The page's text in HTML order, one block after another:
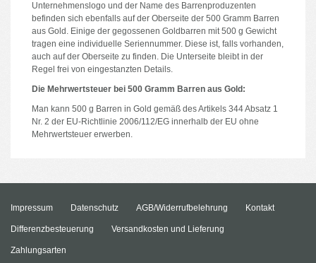
Unternehmenslogo und der Name des Barrenproduzenten
befinden sich ebenfalls auf der Oberseite der 500 Gramm Barren
aus Gold. Einige der gegossenen Goldbarren mit 500 g Gewicht
tragen eine individuelle Seriennummer. Diese ist, falls vorhanden,
auch auf der Oberseite zu finden. Die Unterseite bleibt in der
Regel frei von eingestanzten Details.
Die Mehrwertsteuer bei 500 Gramm Barren aus Gold:
Man kann 500 g Barren in Gold gemäß des Artikels 344 Absatz 1
Nr. 2 der EU-Richtlinie 2006/112/EG innerhalb der EU ohne
Mehrwertsteuer erwerben.
Impressum Datenschutz AGB/Widerrufbelehrung Kontakt
Differenzbesteuerung Versandkosten und Lieferung
Zahlungsarten